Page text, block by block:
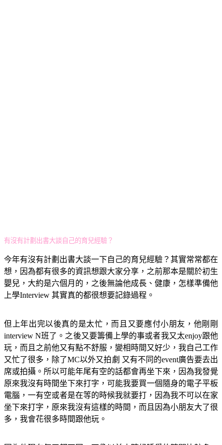
有沒有計劃出書大談自己的育兒經驗？
今年有沒有計劃出書大談一下自己的育兒經驗？其實常常都在
想，因為都有很多的資訊想跟大家分享，之前那本是關於初生
嬰兒，大約是六個月的，之後無論他成長、健康，怎樣準備他
上學Interview 其實真的都很想要記錄過程。
但上年出完以後真的是太忙，而且又要應付小朋友，他剛剛
interview N班了。之後又要籌備上學的事或者我又太enjoy跟他
玩，而且之前他又有點不舒服，變相時間又好少，我自己工作
又忙了很多，除了MC以外又拍劇 又有不同的event廣告要去出
席或拍攝。所以可能年尾有空的話都會再坐下來，因為我發覺
原來我沒有時間坐下來打字，可能我要買一個隨身的電子平板
電腦，一有空或者是在等的時候我就要打，因為我不可以在家
坐下來打字，原來我沒有這樣的時間，而且因為小朋友大了很
多，我會花很多時間跟他玩。